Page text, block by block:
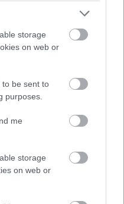
storage
on web or
to be sent to
purposes.
me
storage
on web or